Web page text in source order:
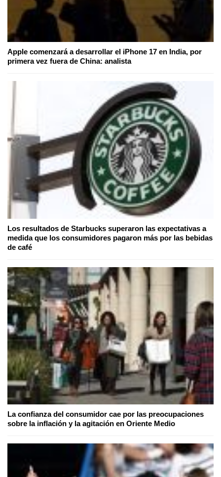
Apple comenzará a desarrollar el iPhone 17 en India, por
primera vez fuera de China: analista
Los resultados de Starbucks superaron las expectativas a
medida que los consumidores pagaron más por las bebidas
de café
La confianza del consumidor cae por las preocupaciones
sobre la inflación y la agitación en Oriente Medio